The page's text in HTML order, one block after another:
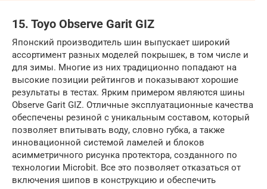
15. Toyo Observe Garit GIZ
Японский производитель шин выпускает широкий
ассортимент разных моделей покрышек, в том числе и
для зимы. Многие из них традиционно попадают на
высокие позиции рейтингов и показывают хорошие
результаты в тестах. Ярким примером являются шины
Observe Garit GIZ. Отличные эксплуатационные качества
обеспечены резиной с уникальным составом, который
позволяет впитывать воду, словно губка, а также
инновационной системой ламелей и блоков
асимметричного рисунка протектора, созданного по
технологии Microbit. Все это позволяет отказаться от
включения шипов в конструкцию и обеспечить